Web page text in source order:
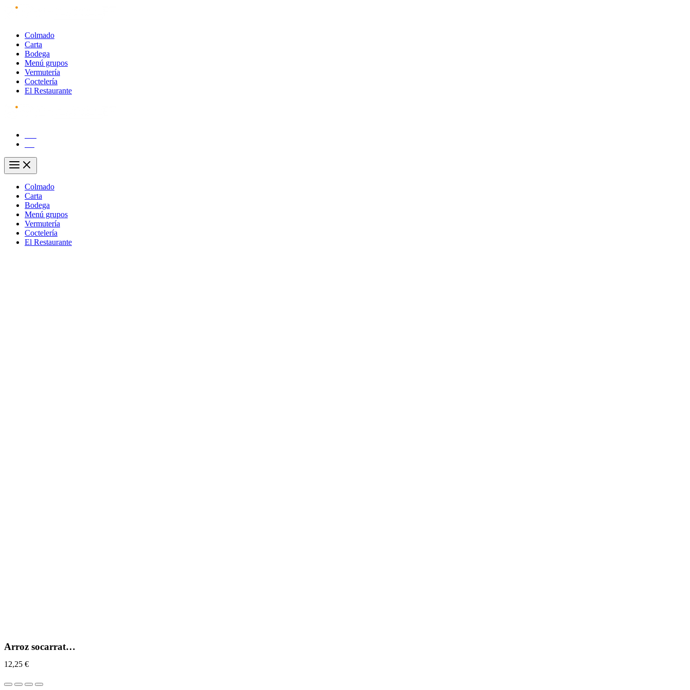
Colmado
Carta
Bodega
Menú grupos
Vermutería
Coctelería
El Restaurante
Main
Menu
Colmado
Carta
Bodega
Menú grupos
Vermutería
Coctelería
El Restaurante
Arroz socarrat…
12,25 €